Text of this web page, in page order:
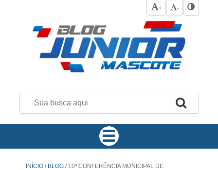
+ -
INÍCIO / BLOG /10ª CONFERÊNCIA MUNICIPAL DE